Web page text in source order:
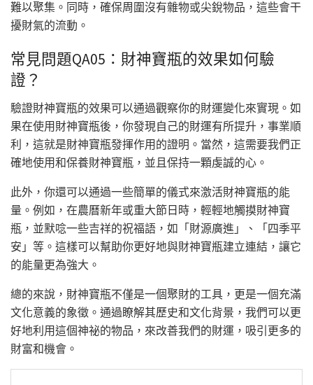
難以聚集。同時，確保周圍沒有雜物或尖銳物品，這些會干
擾財氣的流動。
常見問題QA05：財神寶瓶的效果如何驗
證？
驗證財神寶瓶的效果可以通過觀察你的財運變化來實現。如
果在使用財神寶瓶後，你發現自己的財運有所提升，事業順
利，這就是財神寶瓶發揮作用的證明。當然，這需要我們正
確地使用和保養財神寶瓶，並且保持一顆虔誠的心。
此外，你還可以通過一些簡單的儀式來激活財神寶瓶的能
量。例如，在農曆新年或重大節日時，輕輕地觸摸財神寶
瓶，並默唸一些吉祥的祝福語，如「財源廣進」、「四季平
安」等。這樣可以幫助你更好地與財神寶瓶建立連結，讓它
的能量更為強大。
總的來說，財神寶瓶不僅是一個聚財的工具，更是一個充滿
文化意義的象徵。通過瞭解其歷史和文化背景，我們可以更
好地利用這個神祕的物品，來改善我們的財運，吸引更多的
財富和機會。